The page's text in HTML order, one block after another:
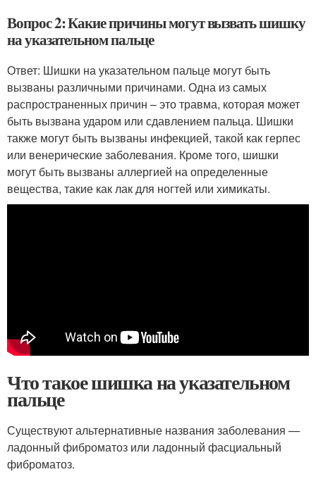
Вопрос 2: Какие причины могут вызвать шишку
на указательном пальце
Ответ: Шишки на указательном пальце могут быть
вызваны различными причинами. Одна из самых
распространенных причин – это травма, которая может
быть вызвана ударом или сдавлением пальца. Шишки
также могут быть вызваны инфекцией, такой как герпес
или венерические заболевания. Кроме того, шишки
могут быть вызваны аллергией на определенные
вещества, такие как лак для ногтей или химикаты.
Что такое шишка на указательном
пальце
Существуют альтернативные названия заболевания —
ладонный фиброматоз или ладонный фасциальный
фиброматоз.